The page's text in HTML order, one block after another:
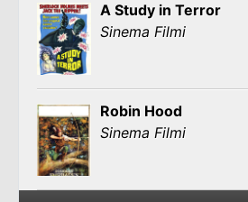
A Study in Terror
Sinema Filmi
Robin Hood
Sinema Filmi